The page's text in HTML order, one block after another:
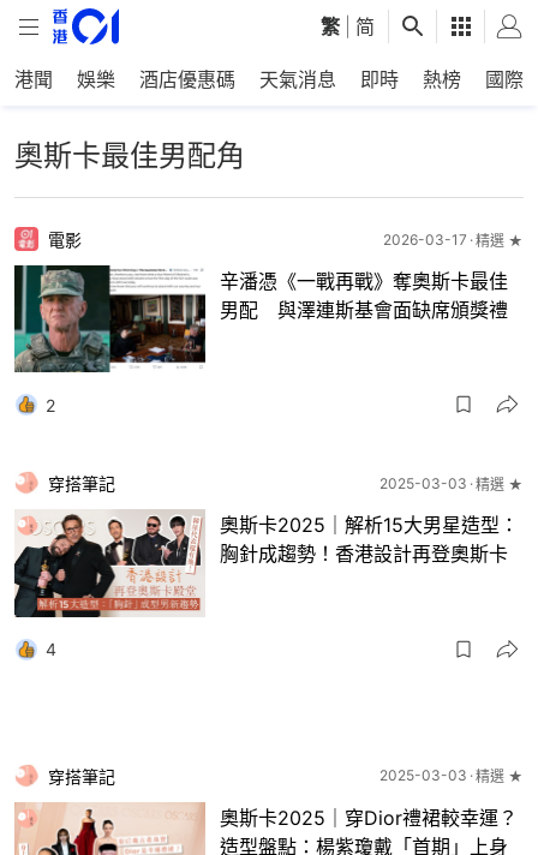
繁 简
港聞 娛樂 酒店優惠碼 天氣消息 即時 熱榜 國際
奧斯卡最佳男配角
電影 2026-03-17 精選 ★
辛潘憑《一戰再戰》奪奧斯卡最佳
男配 與澤連斯基會面缺席頒獎禮
2
穿搭筆記 2025-03-03 精選 ★
奧斯卡2025｜解析15大男星造型：
胸針成趨勢！香港設計再登奧斯卡
4
穿搭筆記 2025-03-03 精選 ★
奧斯卡2025｜穿Dior禮裙較幸運？
造型盤點：楊紫瓊戴「首期」上身